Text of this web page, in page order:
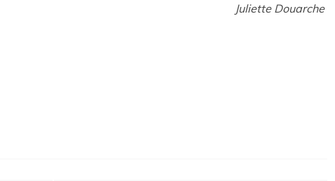
Juliette Douarche